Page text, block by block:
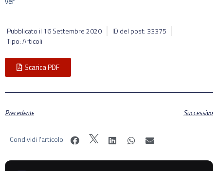
Pubblicato il 16 Settembre 2020
ID del post: 33375
Tipo: Articoli
Scarica PDF
Precedente Successivo
Condividi l'articolo: